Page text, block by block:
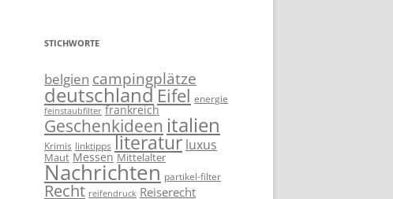
STICHWORTE
belgien campingplätze
deutschland Eifel energie
feinstaubfilter frankreich
Geschenkideen italien
Krimis linktipps literatur luxus
Maut Messen Mittelalter
Nachrichten partikel-filter
Recht reifendruck Reiserecht